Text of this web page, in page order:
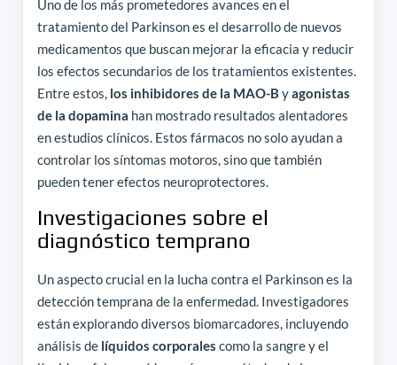
Uno de los más prometedores avances en el
tratamiento del Parkinson es el desarrollo de nuevos
medicamentos que buscan mejorar la eficacia y reducir
los efectos secundarios de los tratamientos existentes.
Entre estos, los inhibidores de la MAO-B yagonistas
de la dopamina han mostrado resultados alentadores
en estudios clínicos. Estos fármacos no solo ayudan a
controlar los síntomas motoros, sino que también
pueden tener efectos neuroprotectores.
Investigaciones sobre el
diagnóstico temprano
Un aspecto crucial en la lucha contra el Parkinson es la
detección temprana de la enfermedad. Investigadores
están explorando diversos biomarcadores, incluyendo
análisis de líquidos corporales como la sangre y el